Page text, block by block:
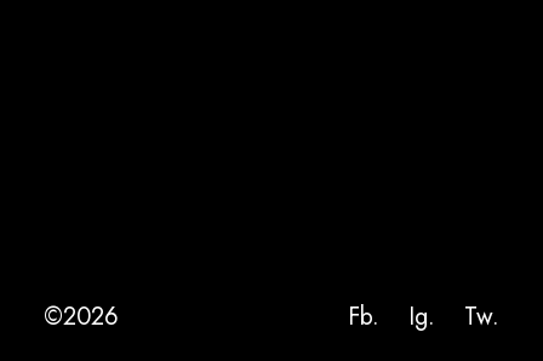
©2026 Fb. Ig. Tw.